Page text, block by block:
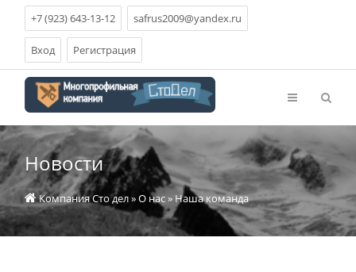
+7 (923) 643-13-12 safrus2009@yandex.ru
Вход Регистрация
Новости
Компания Сто дел»О нас» Наша команда